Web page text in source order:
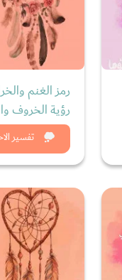
تفسير
رمز الغنم
رؤية الخروف
شاهد